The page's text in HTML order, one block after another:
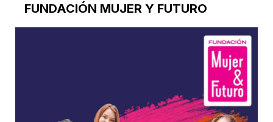
FUNDACIÓN MUJER Y FUTURO